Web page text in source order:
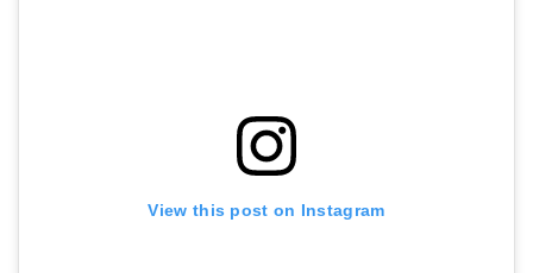
View this post on Instagram